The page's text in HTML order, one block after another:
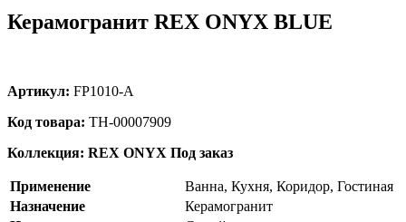
Керамогранит REX ONYX BLUE
Артикул: FP1010-A
Код товара: ТН-00007909
Коллекция: REX ONYX Под заказ
Применение
Ванна, Кухня, Коридор, Гостиная
Назначение
Керамогранит